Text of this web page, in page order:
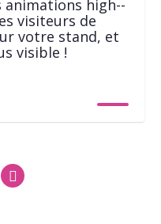
animations high-­
visiteurs de
votre stand, et
visible !